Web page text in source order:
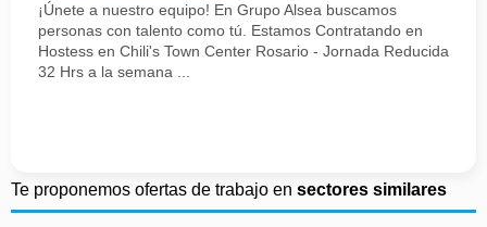
¡Únete a nuestro equipo! En Grupo Alsea buscamos
personas con talento como tú. Estamos Contratando en
Hostess en Chili's Town Center Rosario - Jornada Reducida
32 Hrs a la semana ...
Te proponemos ofertas de trabajo en sectores similares